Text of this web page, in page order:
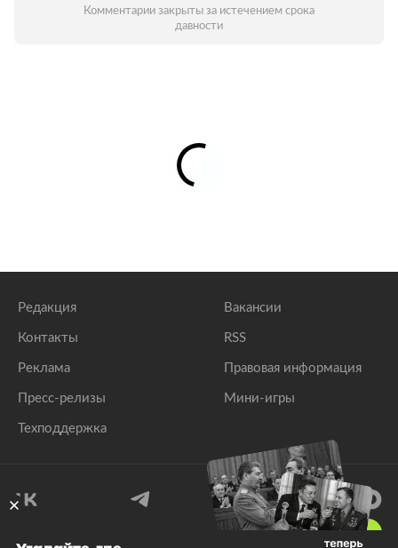
Комментарии закрыты за истечением срока
давности
Редакция
Контакты
Реклама
Пресс-релизы
Техподдержка
Вакансии
RSS
Правовая информация
Мини-игры